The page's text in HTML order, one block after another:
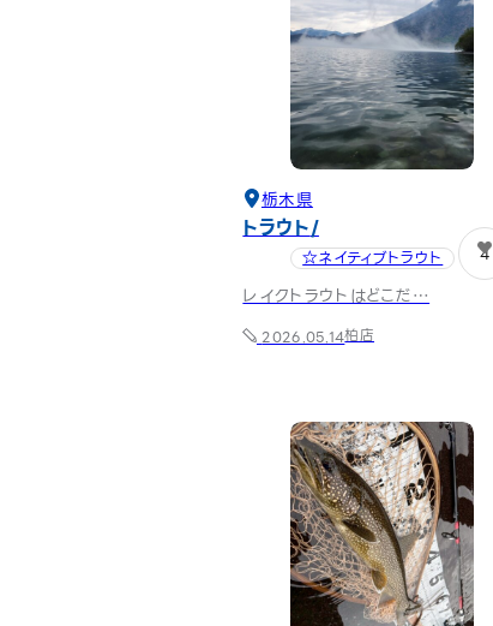
栃木県
トラウト
☆ネイティブトラウト
レイクトラウトはどこだ…
2026.05.14柏店
4